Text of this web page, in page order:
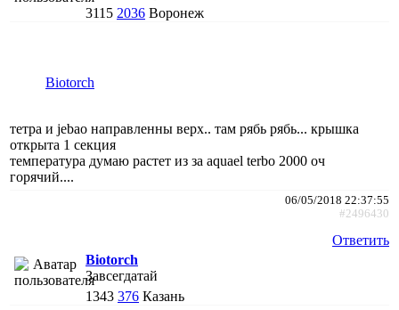
3115 2036 Воронеж
Biotorch
тетра и jebao направленны верх.. там рябь рябь... крышка
открыта 1 секция
температура думаю растет из за aquael terbo 2000 оч
горячий....
06/05/2018 22:37:55
#2496430
Ответить
Biotorch
Завсегдатай
1343 376 Казань